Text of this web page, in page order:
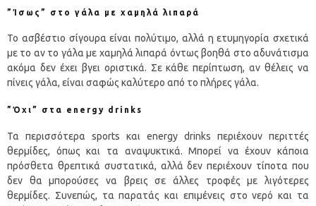
”Ίσως” στο γάλα με χαμηλά λιπαρά
Το ασβέστιο σίγουρα είναι πολύτιμο, αλλά η ετυμηγορία σχετικά
με το αν το γάλα με χαμηλά λιπαρά όντως βοηθά στο αδυνάτισμα
ακόμα δεν έχει βγει οριστικά. Σε κάθε περίπτωση, αν θέλεις να
πίνεις γάλα, είναι σαφώς καλύτερο από το πλήρες γάλα.
”Όχι” στα energy drinks
Τα περισσότερα sports και energy drinks περιέχουν περιττές
θερμίδες, όπως και τα αναψυκτικά. Μπορεί να έχουν κάποια
πρόσθετα θρεπτικά συστατικά, αλλά δεν περιέχουν τίποτα που
δεν θα μπορούσες να βρεις σε άλλες τροφές με λιγότερες
θερμίδες. Συνεπώς, τα παρατάς και επιμένεις στο νερό και τα